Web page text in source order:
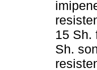
15 Sh.
Sh.